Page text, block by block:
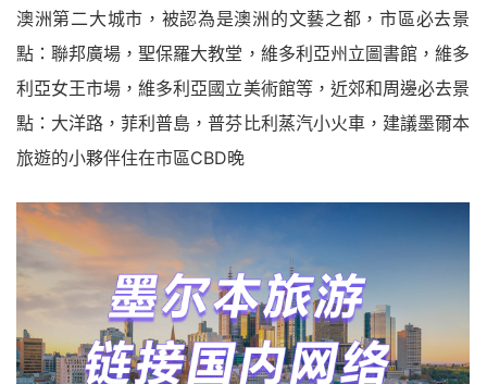
澳洲第二大城市，被認為是澳洲的文藝之都，市區必去景
點：聯邦廣場，聖保羅大教堂，維多利亞州立圖書館，維多
利亞女王市場，維多利亞國立美術館等，近郊和周邊必去景
點：大洋路，菲利普島，普芬比利蒸汽小火車，建議墨爾本
旅遊的小夥伴住在市區CBD晚